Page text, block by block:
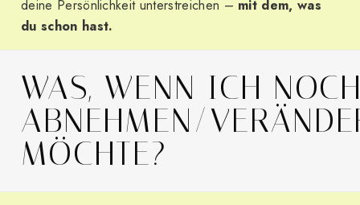
deine Persönlichkeit unterstreichen – mit dem, was
du schon hast.
WAS, WENN ICH
ABNEHMEN/
MÖCHTE?